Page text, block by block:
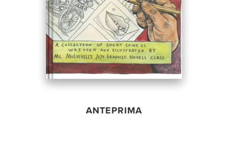
ANTEPRIMA